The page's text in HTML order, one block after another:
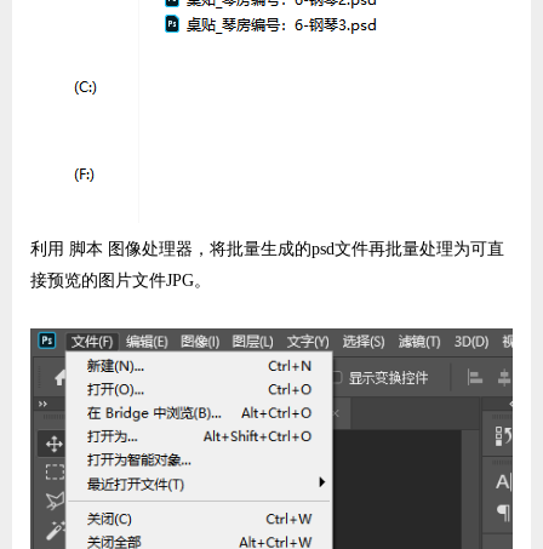
利用 脚本 图像处理器，将批量生成的psd文件再批量处理为可直
接预览的图片文件JPG。